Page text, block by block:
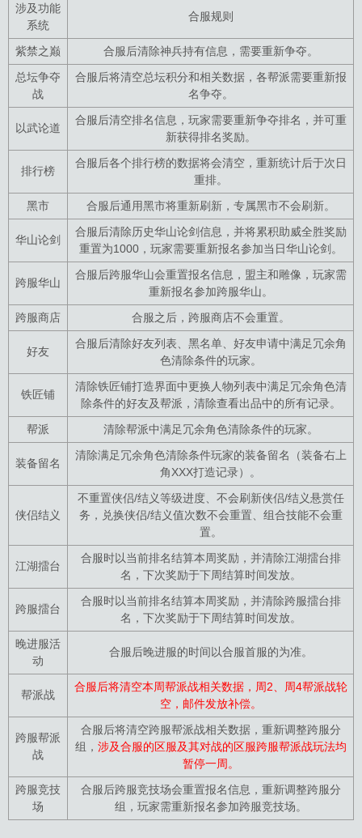
涉及功能
系统
合服规则
紫禁之巅
合服后清除神兵持有信息，需要重新争夺。
总坛争夺
战
合服后将清空总坛积分和相关数据，各帮派需要重新报
名争夺。
以武论道
合服后清空排名信息，玩家需要重新争夺排名，并可重
新获得排名奖励。
排行榜
合服后各个排行榜的数据将会清空，重新统计后于次日
重排。
黑市
合服后通用黑市将重新刷新，专属黑市不会刷新。
华山论剑
合服后清除历史华山论剑信息，并将累积助威全胜奖励
重置为1000，玩家需要重新报名参加当日华山论剑。
跨服华山
合服后跨服华山会重置报名信息，盟主和雕像，玩家需
重新报名参加跨服华山。
跨服商店
合服之后，跨服商店不会重置。
好友
合服后清除好友列表、黑名单、好友申请中满足冗余角
色清除条件的玩家。
铁匠铺
清除铁匠铺打造界面中更换人物列表中满足冗余角色清
除条件的好友及帮派，清除查看出品中的所有记录。
帮派
清除帮派中满足冗余角色清除条件的玩家。
装备留名
清除满足冗余角色清除条件玩家的装备留名（装备右上
角XXX打造记录）。
侠侣结义
不重置侠侣/结义等级进度、不会刷新侠侣/结义悬赏任
务，兑换侠侣/结义值次数不会重置、组合技能不会重
置。
江湖擂台
合服时以当前排名结算本周奖励，并清除江湖擂台排
名，下次奖励于下周结算时间发放。
跨服擂台
合服时以当前排名结算本周奖励，并清除跨服擂台排
名，下次奖励于下周结算时间发放。
晚进服活
动
合服后晚进服的时间以合服首服的为准。
帮派战
合服后将清空本周帮派战相关数据，周2、周4帮派战轮
空，邮件发放补偿。
跨服帮派
战
合服后将清空跨服帮派战相关数据，重新调整跨服分
组， 涉及合服的区服及其对战的区服跨服帮派战玩法均
暂停一周 。
跨服竞技
场
合服后跨服竞技场会重置报名信息，重新调整跨服分
组，玩家需重新报名参加跨服竞技场。